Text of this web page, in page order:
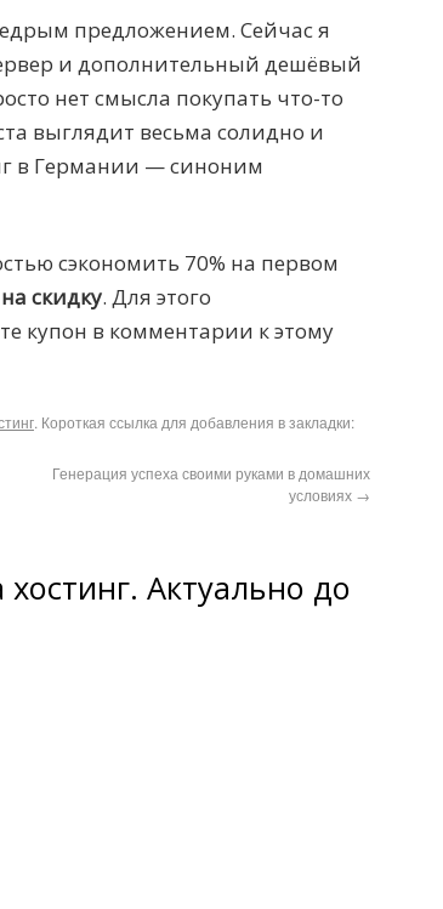
предложением. Сейчас я
и дополнительный дешёвый
нет смысла покупать что-то
выглядит весьма солидно и
в Германии — синоним
сэкономить 70% на первом
скидку. Для этого
купон в комментарии к этому
. Короткая ссылка для добавления в закладки:
Генерация успеха своими руками в домашних
условиях →
хостинг. Актуально до